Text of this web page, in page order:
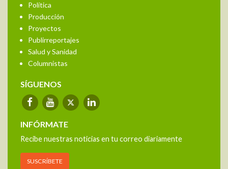
Política
Producción
Proyectos
Publirreportajes
Salud y Sanidad
Columnistas
SÍGUENOS
INFÓRMATE
Recibe nuestras noticias en tu correo diariamente
SUSCRÍBETE